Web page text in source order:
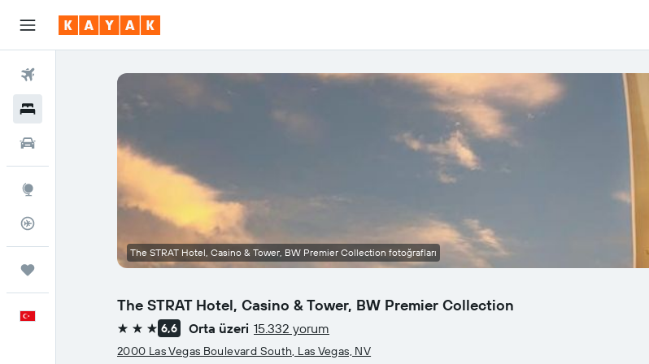
Araç Kiralama
The STRAT Hotel, Casino & Tower, BW Premier Collection
3 yıldız 6,6 Orta üzeri 15.332 yorum
2000 Las Vegas Boulevard South, Las Vegas, NV
The STRAT Hotel, Casino & Tower, BW Premier Collection fotoğrafları